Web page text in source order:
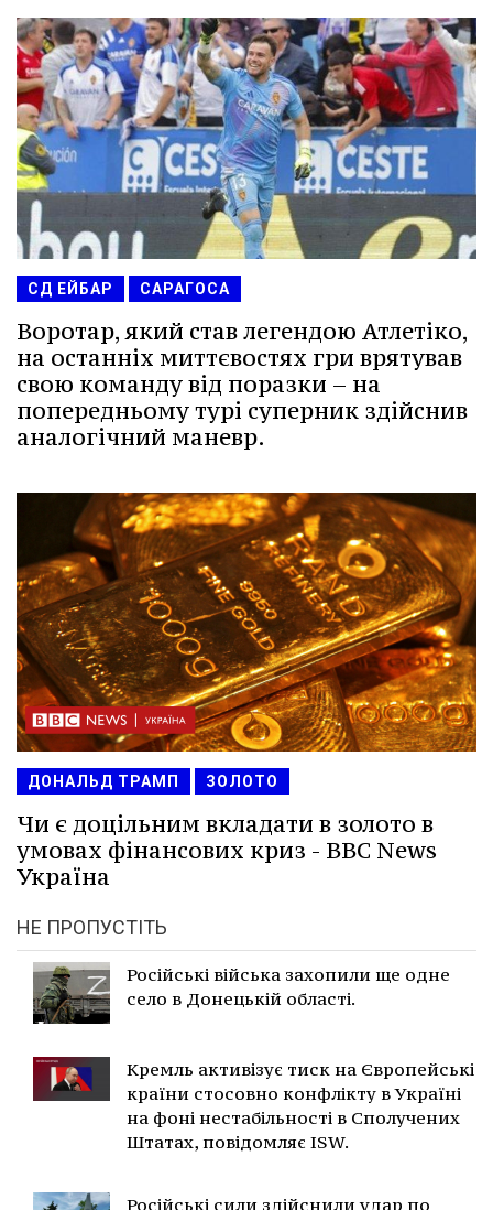
СД ЕЙБАР САРАГОСА
Воротар, який став легендою Атлетіко,
на останніх миттєвостях гри врятував
свою команду від поразки – на
попередньому турі суперник здійснив
аналогічний маневр.
ДОНАЛЬД ТРАМП ЗОЛОТО
Чи є доцільним вкладати в золото в
умовах фінансових криз - BBC News
Україна
НЕ ПРОПУСТІТЬ
Російські війська захопили ще одне
село в Донецькій області.
Кремль активізує тиск на Європейські
країни стосовно конфлікту в Україні
на фоні нестабільності в Сполучених
Штатах, повідомляє ISW.
Російські сили здійснили удар по